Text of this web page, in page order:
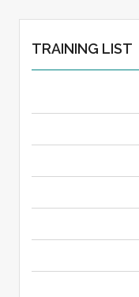
TRAINING LIST